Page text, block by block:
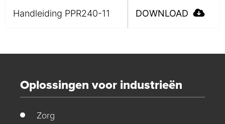
Handleiding PPR240-11 DOWNLOAD
Oplossingen voor industrieën
Zorg